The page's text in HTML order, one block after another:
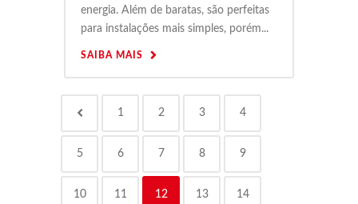
energia. Além de baratas, são perfeitas
para instalações mais simples, porém...
SAIBA MAIS
1 2 3 4
5 6 7 8 9
10 11 12 13 14